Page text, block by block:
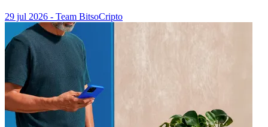
29 jul 2026 - Team BitsoCripto